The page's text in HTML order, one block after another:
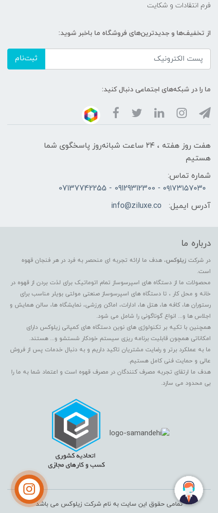
فرم انتقادات و شکایت
از تخفیف‌ها و جدیدترین‌های فروشگاه ما باخبر شوید:
ثبت‌نام
ما را در شبکه‌های اجتماعی دنبال کنید:
هفت روز هفته ، ۲۴ ساعت شبانه‌روز پاسخگوی شما
هستیم
شماره تماس:
۰۹۱۷۳۱۵۷۰۳۰ - 09129312300 - 07137742255
آدرس ایمیل:
info@ziluxe.co
درباره ما
در شرکت زیلوکس، هدف ما ارائه تجربه ای منحصر به فرد در هر فنجان قهوه
است.
محصولات ما از دستگاه های اسپرسوساز تمام اتوماتیک برای لذت بردن از قهوه در
خانه و محل کار ، تا دستگاه های اسپرسوساز صنعتی مولتی بویلر مناسب برای
رستوران ها، کافه ها، هتل ها، ادارات، اماکن ورزشی، نمایشگاه ها، سالن همایش و
اجلاس ها و... انواع گوناگونی را شامل می شود.
همچنین با تکیه بر تکنولوژی های نوین دستگاه های کمپانی زیلوکس دارای
امکاناتی همچون قابلیت برنامه ریزی سیستم خودکار شستشو و... هستند.
ما به عملکرد برتر و رضایت مشتریان تاکید داریم و به دنبال خدمات پس از فروش
عالی و حمایت فنی کامل هستیم.
هدف ما ارتقای تجربه مصرف کنندگان در مصرف قهوه است و اعتماد شما به ما را
بی محدود می سازد.
تمامی حقوق این سایت به نام شرکت زیلوکس می باشد